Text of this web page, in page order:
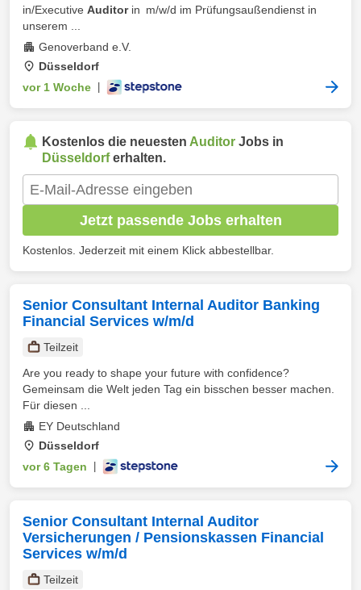
in/Executive Auditorin m/w/d im Prüfungsaußendienst in
unserem ...
Genoverband e.V.
Düsseldorf
vor 1 Woche
Kostenlos die neuesten Auditor Jobs in
Düsseldorferhalten.
Jetzt passende Jobs erhalten
Kostenlos. Jederzeit mit einem Klick abbestellbar.
Senior Consultant Internal Auditor Banking
Financial Services w/m/d
Teilzeit
Are you ready to shape your future with confidence?
Gemeinsam die Welt jeden Tag ein bisschen besser machen.
Für diesen ...
EY Deutschland
Düsseldorf
vor 6 Tagen
Senior Consultant Internal Auditor
Versicherungen / Pensionskassen Financial
Services w/m/d
Teilzeit